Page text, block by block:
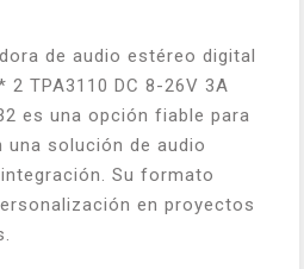
de audio estéreo digital
2 TPA3110 DC 8-26V 3A
es una opción fiable para
una solución de audio
Su formato
en proyectos